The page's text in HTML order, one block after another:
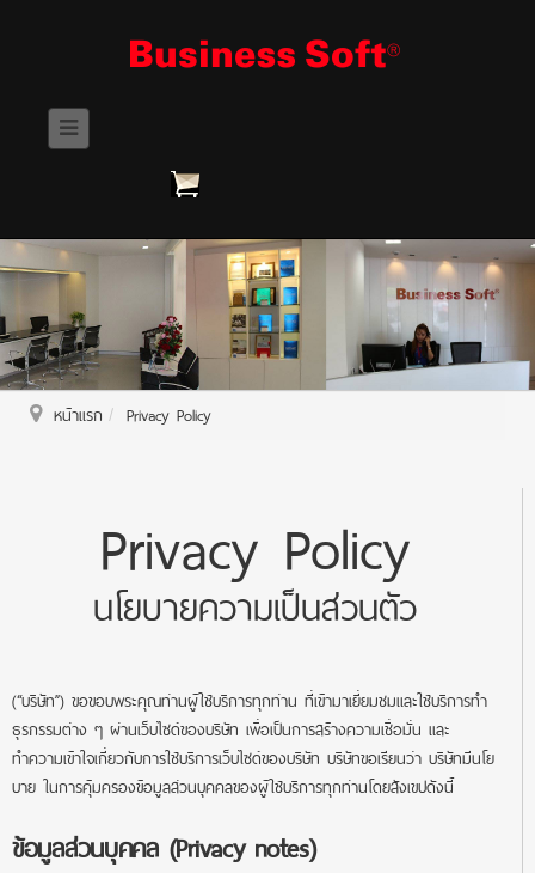
หน้าแรก Privacy Policy
Privacy Policy
นโยบายความเป็นส่วนตัว
(“บริษัท”) ขอขอบพระคุณท่านผู้ใช้บริการทุกท่าน ที่เข้ามาเยี่ยมชมและใช้บริการทำ
ธุรกรรมต่าง ๆ ผ่านเว็บไซด์ของบริษัท เพื่อเป็นการสร้างความเชื่อมั่น และ
ทำความเข้าใจเกี่ยวกับการใช้บริการเว็บไซด์ของบริษัท บริษัทขอเรียนว่า บริษัทมีนโย
บาย ในการคุ้มครองข้อมูลส่วนบุคคลของผู้ใช้บริการทุกท่านโดยสังเขปดังนี้
ข้อมูลส่วนบุคคล (Privacy notes)